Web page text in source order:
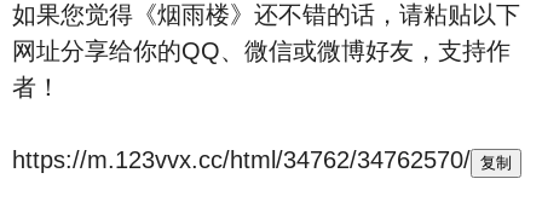
如果您觉得《烟雨楼》还不错的话，请粘贴以下
网址分享给你的QQ、微信或微博好友，支持作
者！
https://m.123vvx.cc/html/34762/34762570/ 复制